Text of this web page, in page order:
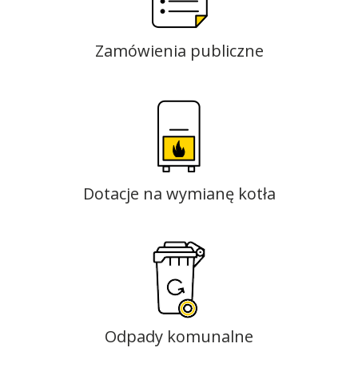
Zamówienia publiczne
Dotacje na wymianę kotła
Odpady komunalne